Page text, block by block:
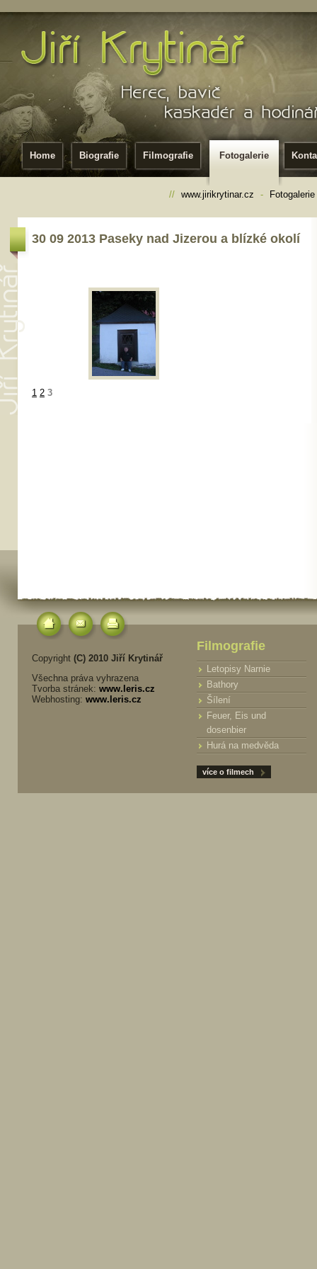
Home Biografie Filmografie Fotogalerie
// www.jirikrytinar.cz - Fotogalerie
30 09 2013 Paseky nad Jizerou a blízké okolí
1 2 3
Copyright (C) 2010 Jiří Krytinář
Všechna práva vyhrazena
Tvorba stránek: www.leris.cz
Webhosting: www.leris.cz
Filmografie
Letopisy Narnie
Bathory
Šílení
Feuer, Eis und
dosenbier
Hurá na medvěda
více o filmech